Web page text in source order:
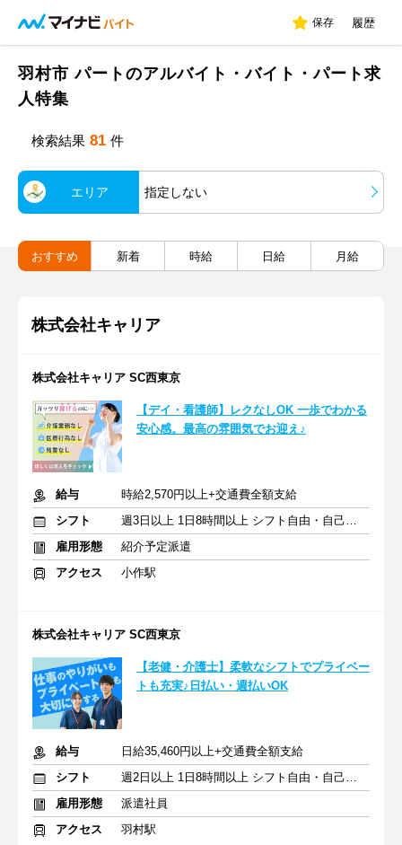
保存 履歴
羽村市 パートのアルバイト・バイト・パート求
人特集
検索結果 81 件
エリア 指定しない
おすすめ 新着 時給 日給 月給
株式会社キャリア
株式会社キャリア SC西東京
【デイ・看護師】レクなしOK 一歩でわかる
安心感。最高の雰囲気でお迎え♪
給与
時給2,570円以上+交通費全額支給
シフト
週3日以上 1日8時間以上 シフト自由・自己申告
雇用形態
紹介予定派遣
アクセス
小作駅
株式会社キャリア SC西東京
【老健・介護士】柔軟なシフトでプライベー
トも充実♪日払い・週払いOK
給与
日給35,460円以上+交通費全額支給
シフト
週2日以上 1日8時間以上 シフト自由・自己申告
雇用形態
派遣社員
アクセス
羽村駅